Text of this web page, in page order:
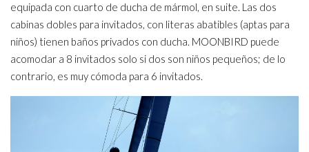
equipada con cuarto de ducha de mármol, en suite. Las dos
cabinas dobles para invitados, con literas abatibles (aptas para
niños) tienen baños privados con ducha. MOONBIRD puede
acomodar a 8 invitados solo si dos son niños pequeños; de lo
contrario, es muy cómoda para 6 invitados.